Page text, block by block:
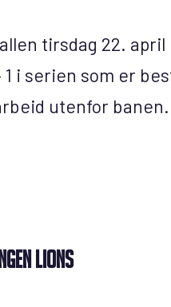
tirsdag 22. april
i serien som er
utenfor
Lions